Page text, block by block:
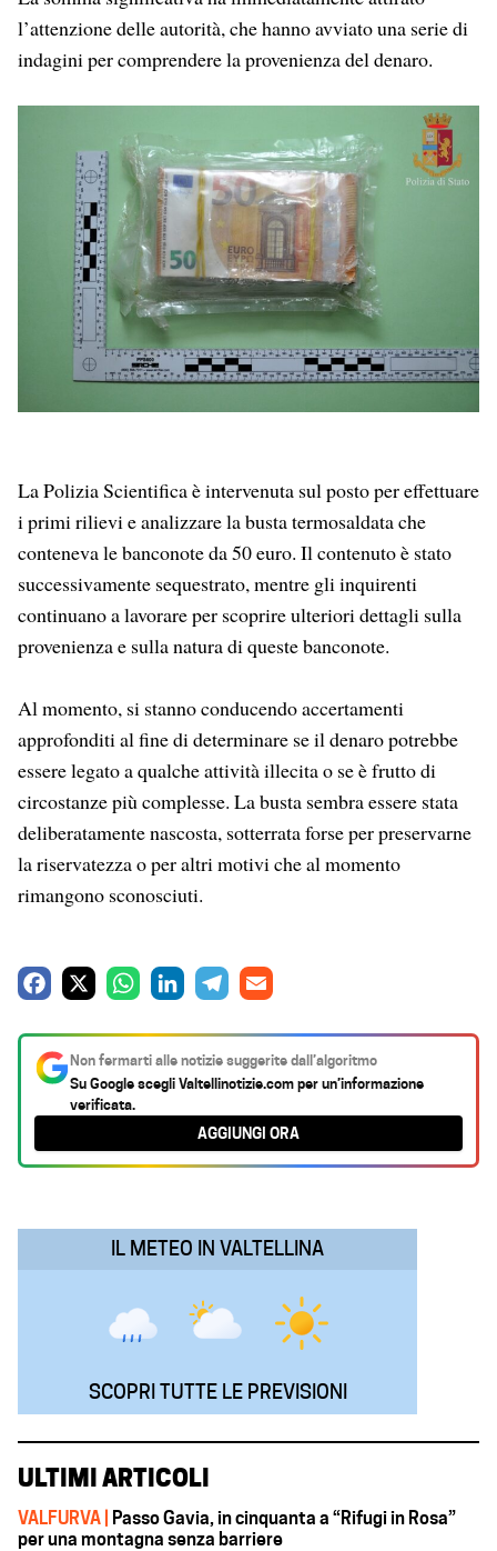
l’attenzione delle autorità, che hanno avviato una serie di
indagini per comprendere la provenienza del denaro.
La Polizia Scientifica è intervenuta sul posto per effettuare
i primi rilievi e analizzare la busta termosaldata che
conteneva le banconote da 50 euro. Il contenuto è stato
successivamente sequestrato, mentre gli inquirenti
continuano a lavorare per scoprire ulteriori dettagli sulla
provenienza e sulla natura di queste banconote.
Al momento, si stanno conducendo accertamenti
approfonditi al fine di determinare se il denaro potrebbe
essere legato a qualche attività illecita o se è frutto di
circostanze più complesse. La busta sembra essere stata
deliberatamente nascosta, sotterrata forse per preservarne
la riservatezza o per altri motivi che al momento
rimangono sconosciuti.
c
e
b
o
t
s
A
k
e
d
e
g
r
a
i
l
Non fermarti alle notizie suggerite dall’algoritmo
Su Google scegliValtellinotizie.comper un’informazione
verificata.
AGGIUNGI ORA
IL METEO IN VALTELLINA
SCOPRI TUTTE LE PREVISIONI
ULTIMI ARTICOLI
VALFURVA | Passo Gavia, in cinquanta a “Rifugi in Rosa”
per una montagna senza barriere